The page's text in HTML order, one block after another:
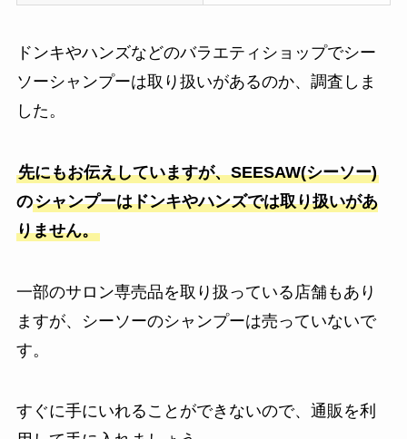
ドンキやハンズなどのバラエティショップでシー
ソーシャンプーは取り扱いがあるのか、調査しま
した。
先にもお伝えしていますが、SEESAW(シーソー)
のシャンプーはドンキやハンズでは取り扱いがあ
りません。
一部のサロン専売品を取り扱っている店舗もあり
ますが、シーソーのシャンプーは売っていないで
す。
すぐに手にいれることができないので、通販を利